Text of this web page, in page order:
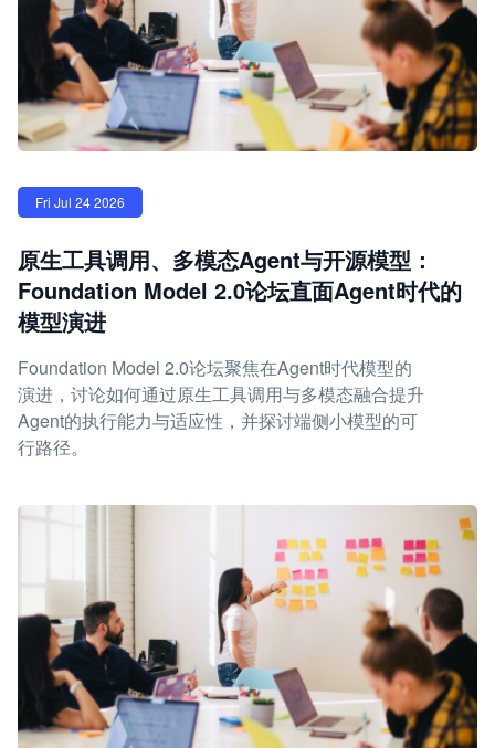
Fri Jul 24 2026
原生工具调用、多模态Agent与开源模型：
Foundation Model 2.0论坛直面Agent时代的
模型演进
Foundation Model 2.0论坛聚焦在Agent时代模型的
演进，讨论如何通过原生工具调用与多模态融合提升
Agent的执行能力与适应性，并探讨端侧小模型的可
行路径。